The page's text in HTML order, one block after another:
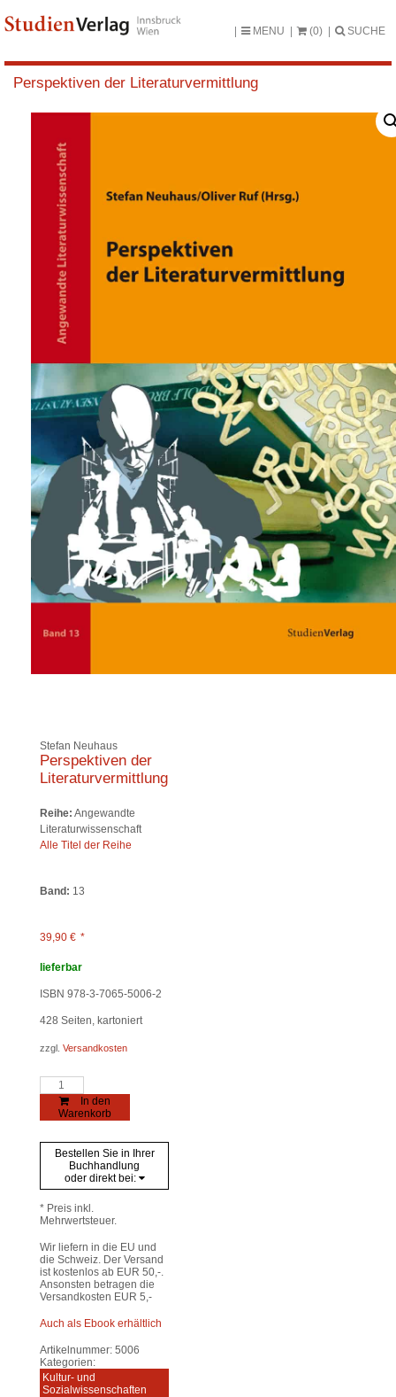
MENU (0) SUCHE
Perspektiven der Literaturvermittlung
Stefan Neuhaus
Perspektiven der
Literaturvermittlung
Reihe: Angewandte
Literaturwissenschaft
Alle Titel der Reihe
Band: 13
39,90 € *
lieferbar
ISBN 978-3-7065-5006-2
428 Seiten, kartoniert
zzgl. Versandkosten
Perspektiven
der
Literaturvermittlung
Menge
In den
Warenkorb
Bestellen Sie in Ihrer
Buchhandlung
oder direkt bei:
* Preis inkl.
Mehrwertsteuer.
Wir liefern in die EU und
die Schweiz. Der Versand
ist kostenlos ab EUR 50,-.
Ansonsten betragen die
Versandkosten EUR 5,-
Auch als Ebook erhältlich
Artikelnummer: 5006
Kategorien:
Kultur- und
Sozialwissenschaften